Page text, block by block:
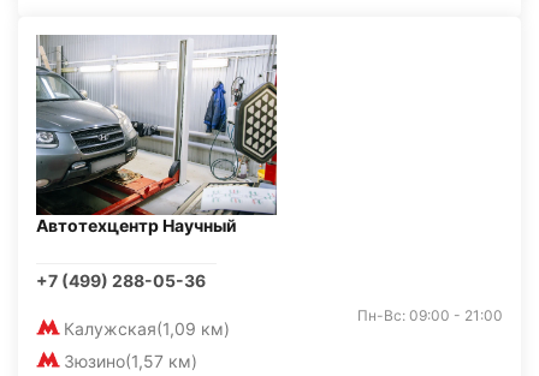
Автотехцентр Научный
+7 (499) 288-05-36
Калужская(1,09 км)
Зюзино(1,57 км)
Пн-Вс: 09:00 - 21:00